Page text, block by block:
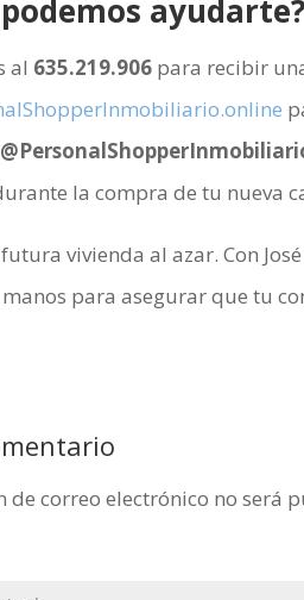
ayudarte?
al 635.219.906 para recibir
la compra de tu nueva
vivienda al azar. Con
para asegurar que tu
de correo electrónico no será